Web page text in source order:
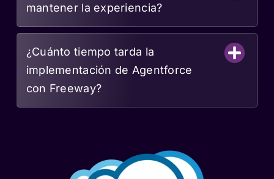
mantener la experiencia?
¿Cuánto tiempo tarda la
implementación de Agentforce
con Freeway?